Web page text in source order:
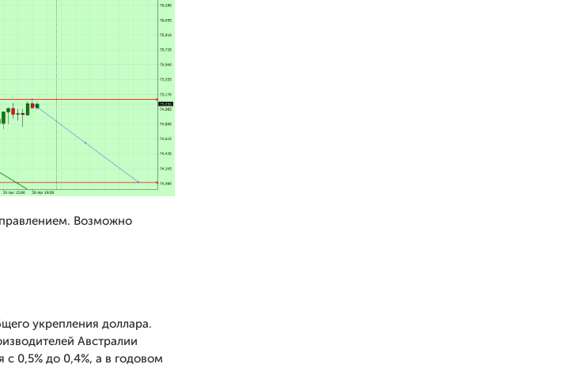
Возможно
укрепления доллара.
Австралии
0,5% до 0,4%, а в годовом